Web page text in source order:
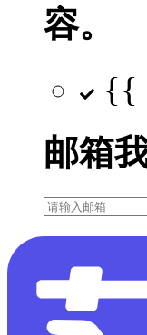
容。
{{
邮箱